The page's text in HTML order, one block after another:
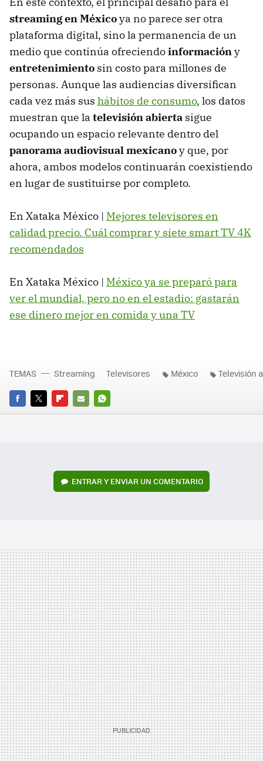
streaming en Méxicoya no parece ser otra
plataforma digital, sino la permanencia de un
medio que continúa ofreciendoinformacióny
entretenimiento sin costo para millones de
personas. Aunque las audiencias diversifican
cada vez más sus hábitos de consumo, los datos
muestran que la televisión abierta sigue
ocupando un espacio relevante dentro del
panorama audiovisual mexicanoy que, por
ahora, ambos modelos continuarán coexistiendo
en lugar de sustituirse por completo.
En Xataka México | Mejores televisores en
calidad precio. Cuál comprar y siete smart TV 4K
recomendados
En Xataka México | México ya se preparó para
ver el mundial, pero no en el estadio: gastarán
ese dinero mejor en comida y una TV
FACEBOOK
TWITTERFLIPBOARD
E-
WHATSAPP
TEMAS Streaming Televisores México Televisión
ENTRAR Y ENVIAR UN COMENTARIO